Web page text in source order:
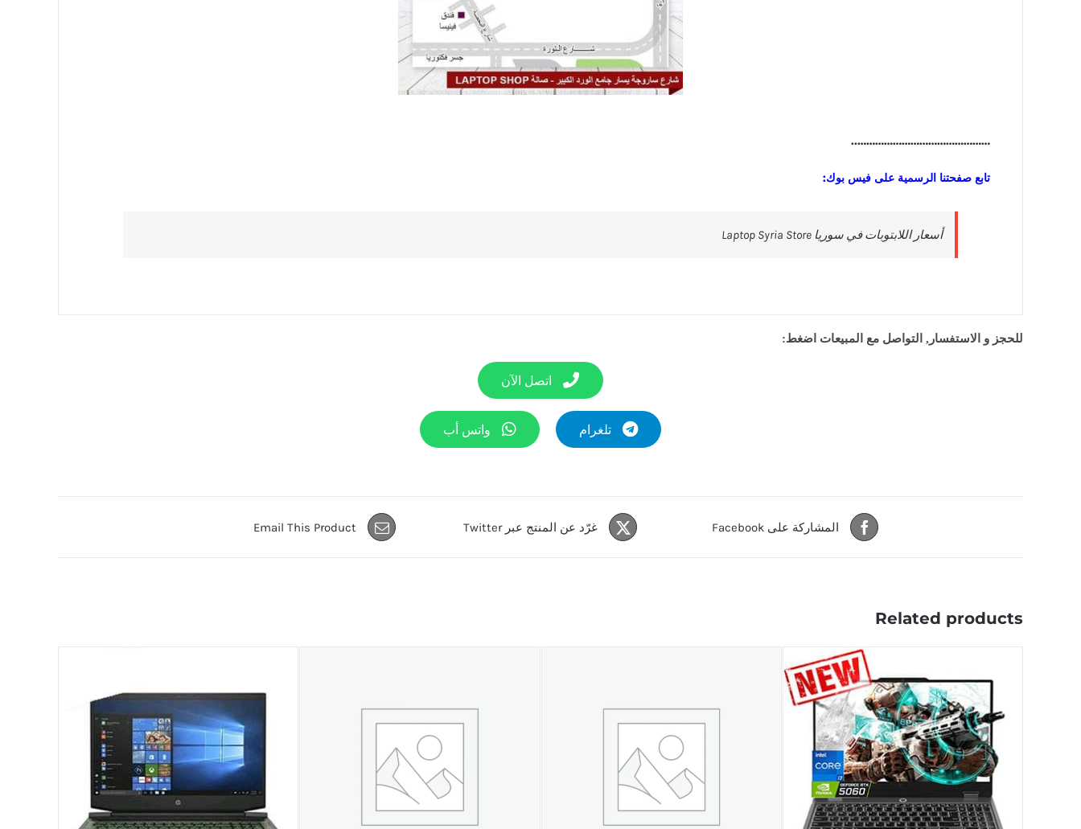
………………………………………..
تابع صفحتنا الرسمية على فيس بوك:
للحجز و الاستفسار, التواصل مع المبيعات اضغط:
اتصل الآن
تلغرام واتس أب
المشاركة على Facebook غرّد عن المنتج عبر Twitter Email This Product
Related products